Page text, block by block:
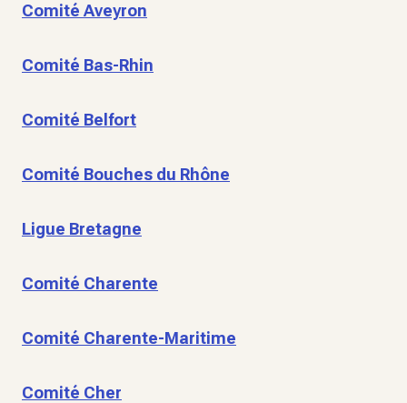
Comité Aveyron
Comité Bas-Rhin
Comité Belfort
Comité Bouches du Rhône
Ligue Bretagne
Comité Charente
Comité Charente-Maritime
Comité Cher